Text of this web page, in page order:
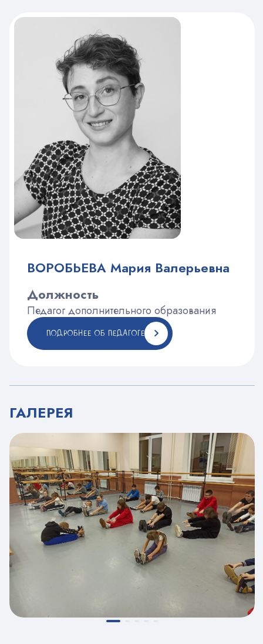
ВОРОБЬЕВА Мария Валерьевна
Должность
Педагог дополнительного образования
ПОДРОБНЕЕ ОБ ПЕДАГОГЕ
ГАЛЕРЕЯ